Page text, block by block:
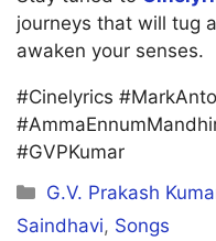
journeys that will tug
awaken your senses.
#Cinelyrics
#GVPKumar
Categories
G.V. Prakash
Saindhavi, Songs